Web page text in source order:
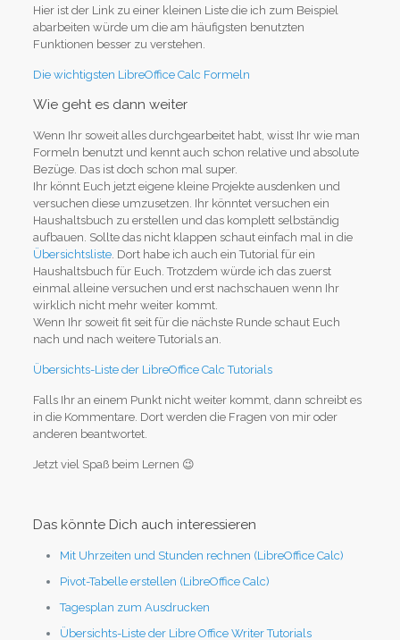
Hier ist der Link zu einer kleinen Liste die ich zum Beispiel
abarbeiten würde um die am häufigsten benutzten
Funktionen besser zu verstehen.
Die wichtigsten LibreOffice Calc Formeln
Wie geht es dann weiter
Wenn Ihr soweit alles durchgearbeitet habt, wisst Ihr wie man
Formeln benutzt und kennt auch schon relative und absolute
Bezüge. Das ist doch schon mal super.
Ihr könnt Euch jetzt eigene kleine Projekte ausdenken und
versuchen diese umzusetzen. Ihr könntet versuchen ein
Haushaltsbuch zu erstellen und das komplett selbständig
aufbauen. Sollte das nicht klappen schaut einfach mal in die
Übersichtsliste. Dort habe ich auch ein Tutorial für ein
Haushaltsbuch für Euch. Trotzdem würde ich das zuerst
einmal alleine versuchen und erst nachschauen wenn Ihr
wirklich nicht mehr weiter kommt.
Wenn Ihr soweit fit seit für die nächste Runde schaut Euch
nach und nach weitere Tutorials an.
Übersichts-Liste der LibreOffice Calc Tutorials
Falls Ihr an einem Punkt nicht weiter kommt, dann schreibt es
in die Kommentare. Dort werden die Fragen von mir oder
anderen beantwortet.
Jetzt viel Spaß beim Lernen 😉
Das könnte Dich auch interessieren
Mit Uhrzeiten und Stunden rechnen (LibreOffice Calc)
Pivot-Tabelle erstellen (LibreOffice Calc)
Tagesplan zum Ausdrucken
Übersichts-Liste der Libre Office Writer Tutorials